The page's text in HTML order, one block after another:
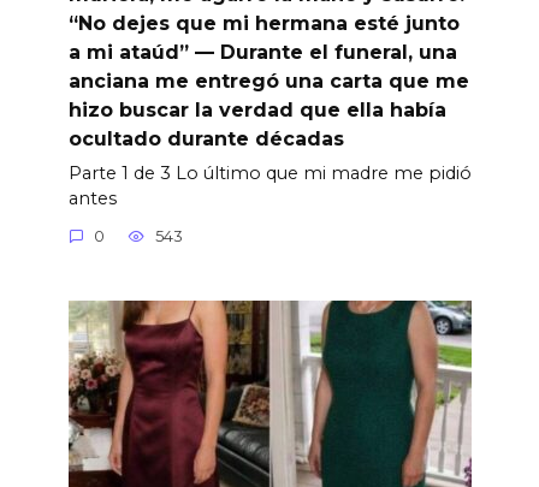
“No dejes que mi hermana esté junto
a mi ataúd” — Durante el funeral, una
anciana me entregó una carta que me
hizo buscar la verdad que ella había
ocultado durante décadas
Parte 1 de 3 Lo último que mi madre me pidió
antes
0 543